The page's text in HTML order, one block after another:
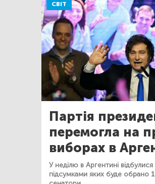
СВІТ
Партія
перемогла на
виборах в
У неділю в Аргентині
підсумками яких буде обрано